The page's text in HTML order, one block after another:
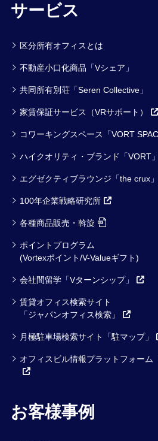
サービス
区分所有オフィスとは
不動産小口化商品「Vシェア」
共同所有別荘「Seren Collective」
家賃保証サービス（VRサポート）
コワーキングスペース「VORT
ハイクオリティ・ブランド「VORT」
エグゼクティブラウンジ「the crux」
100年企業戦略研究所
各種商品販売・斡旋
ポイントプログラム
(Vortexポイント/V-Valueギフト)
会社間留学「Vターンシップ」
賃貸オフィス検索サイト
「ジャパンオフィス検索」
月極駐車場検索サイト「駐マップ」
オフィスビル情報プラットフォーム
お客様事例